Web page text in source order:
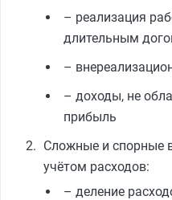
– реализация
длительным
–
– доходы, не
прибыль
Сложные и спорные
учётом расходов:
– деление